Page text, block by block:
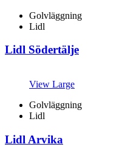
Golvläggning
Lidl
Lidl Södertälje
View Large
Golvläggning
Lidl
Lidl Arvika